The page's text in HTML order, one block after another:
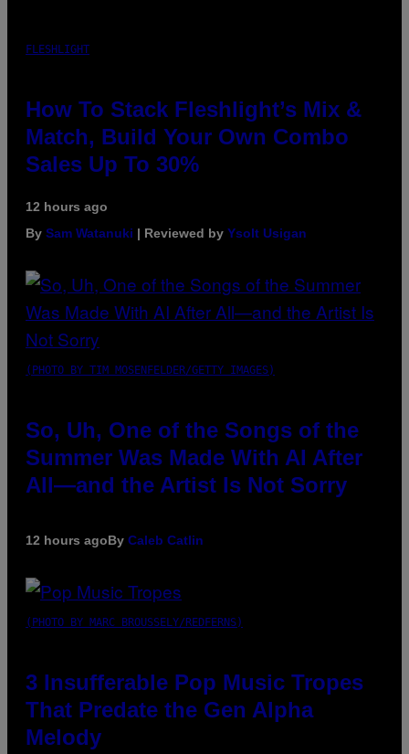
FLESHLIGHT
How To Stack Fleshlight’s Mix &
Match, Build Your Own Combo
Sales Up To 30%
12 hours ago
By Sam Watanuki | Reviewed by Ysolt Usigan
(PHOTO BY TIM MOSENFELDER/GETTY IMAGES)
So, Uh, One of the Songs of the
Summer Was Made With AI After
All—and the Artist Is Not Sorry
12 hours agoBy Caleb Catlin
(PHOTO BY MARC BROUSSELY/REDFERNS)
3 Insufferable Pop Music Tropes
That Predate the Gen Alpha
Melody